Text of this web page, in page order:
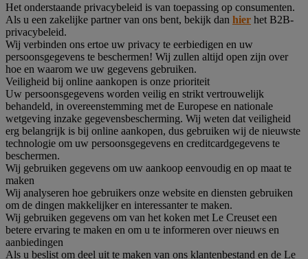
Het onderstaande privacybeleid is van toepassing op consumenten.
Als u een zakelijke partner van ons bent, bekijk dan hier het B2B-
privacybeleid.
Wij verbinden ons ertoe uw privacy te eerbiedigen en uw
persoonsgegevens te beschermen! Wij zullen altijd open zijn over
hoe en waarom we uw gegevens gebruiken.
Veiligheid bij online aankopen is onze prioriteit
Uw persoonsgegevens worden veilig en strikt vertrouwelijk
behandeld, in overeenstemming met de Europese en nationale
wetgeving inzake gegevensbescherming. Wij weten dat veiligheid
erg belangrijk is bij online aankopen, dus gebruiken wij de nieuwste
technologie om uw persoonsgegevens en creditcardgegevens te
beschermen.
Wij gebruiken gegevens om uw aankoop eenvoudig en op maat te
maken
Wij analyseren hoe gebruikers onze website en diensten gebruiken
om de dingen makkelijker en interessanter te maken.
Wij gebruiken gegevens om van het koken met Le Creuset een
betere ervaring te maken en om u te informeren over nieuws en
aanbiedingen
Als u beslist om deel uit te maken van ons klantenbestand en de Le